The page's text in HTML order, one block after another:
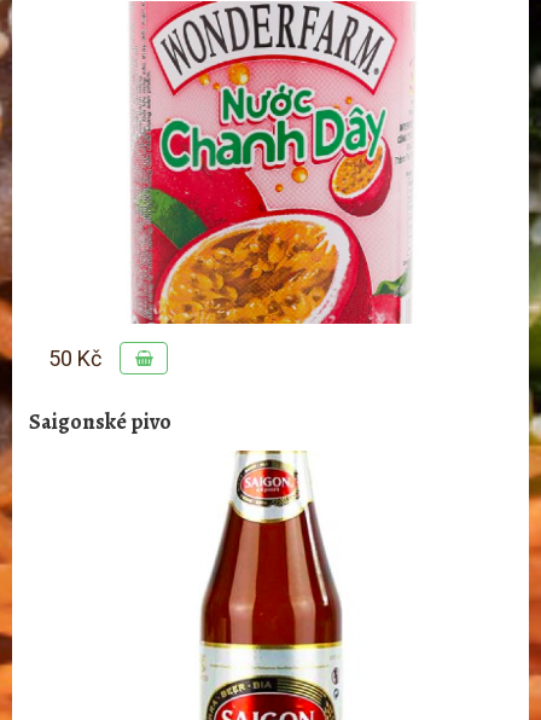
50 Kč
Saigonské pivo